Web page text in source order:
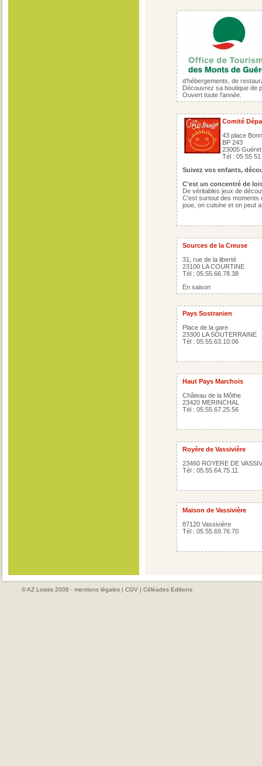
d'hébergements, de
Découvrez sa boutique de
Ouvert toute l'année.
Comité
43 place
BP 243
23005
Tél : 05 55
Suivez vos enfants,
C'est un concentré de
De véritables jeux de
C'est surtout des moments
joue, on cuisine et on peut
Sources de la Creuse
31, rue de la liberté
23100 LA COURTINE
Tél : 05.55.66.78.38
En saison
Pays Sostranien
Place de la gare
23300 LA SOUTERRAINE
Tél : 05.55.63.10.06
Haut Pays Marchois
Château de la Môthe
23420 MERINCHAL
Tél : 05.55.67.25.56
Royère de Vassivière
23460 ROYERE DE
Tél : 05.55.64.75.11
Maison de Vassivière
87120 Vassivière
Tél : 05.55.69.76.70
© AZ Loisirs 2006 - mentions légales | CGV | Céléades Editions